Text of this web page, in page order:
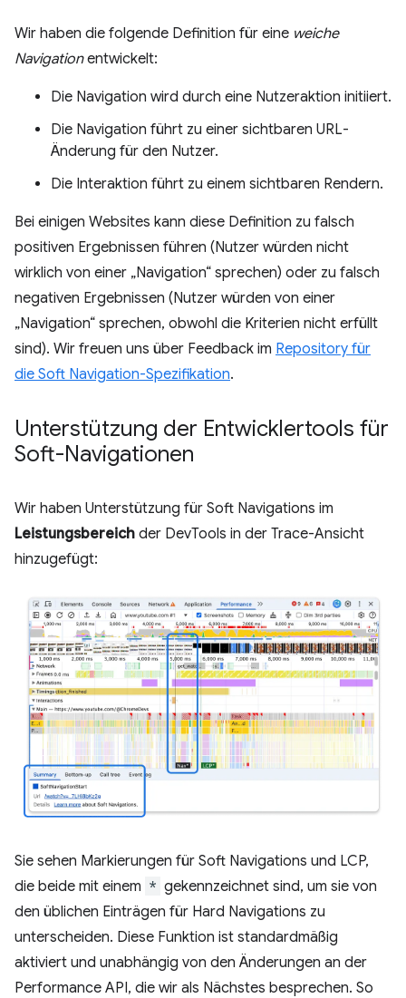
Wir haben die folgende Definition für eine weiche
Navigationentwickelt:
Die Navigation wird durch eine Nutzeraktion initiiert.
Die Navigation führt zu einer sichtbaren URL-
Änderung für den Nutzer.
Die Interaktion führt zu einem sichtbaren Rendern.
Bei einigen Websites kann diese Definition zu falsch
positiven Ergebnissen führen (Nutzer würden nicht
wirklich von einer „Navigation“ sprechen) oder zu falsch
negativen Ergebnissen (Nutzer würden von einer
„Navigation“ sprechen, obwohl die Kriterien nicht erfüllt
sind). Wir freuen uns über Feedback im Repository für
die Soft Navigation-Spezifikation.
Unterstützung der Entwicklertools für
Soft-Navigationen
Wir haben Unterstützung für Soft Navigations im
Leistungsbereich der DevTools in der Trace-Ansicht
hinzugefügt:
Sie sehen Markierungen für Soft Navigations und LCP,
die beide mit einem * gekennzeichnet sind, um sie von
den üblichen Einträgen für Hard Navigations zu
unterscheiden. Diese Funktion ist standardmäßig
aktiviert und unabhängig von den Änderungen an der
Performance API, die wir als Nächstes besprechen. So